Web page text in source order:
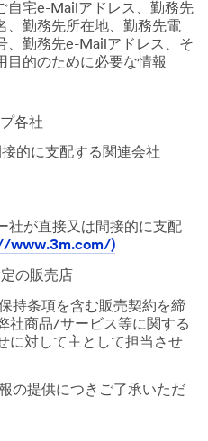
自宅e-Mailアドレス、勤務先
、勤務先所在地、勤務先電
、勤務先e-Mailアドレス、そ
目的のために必要な情報
各社
的に支配する関連会社
社が直接又は間接的に支配
www.3m.com/)
の販売店
持条項を含む販売契約を締
社商品/サービス等に関する
に対して主として担当させ
の提供につきご了承いただ